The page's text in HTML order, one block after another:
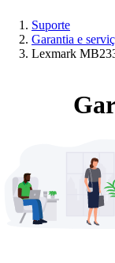
Suporte
Garantia e
Lexmark